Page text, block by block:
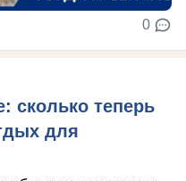
0
сколько теперь
для